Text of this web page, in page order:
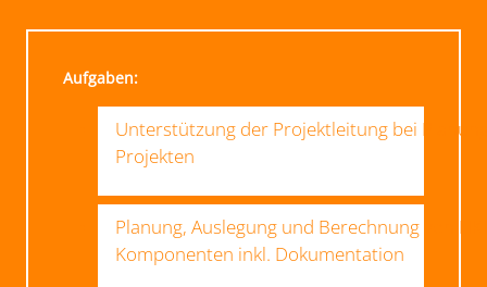
Aufgaben:
Unterstützung der Projektleitung bei
Projekten
Planung, Auslegung und Berechnung von
Komponenten inkl. Dokumentation